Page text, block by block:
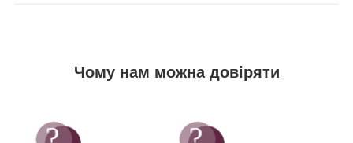
Чому нам можна довіряти